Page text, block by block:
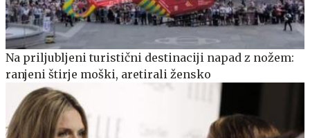
Na priljubljeni turistični destinaciji napad z nožem:
ranjeni štirje moški, aretirali žensko